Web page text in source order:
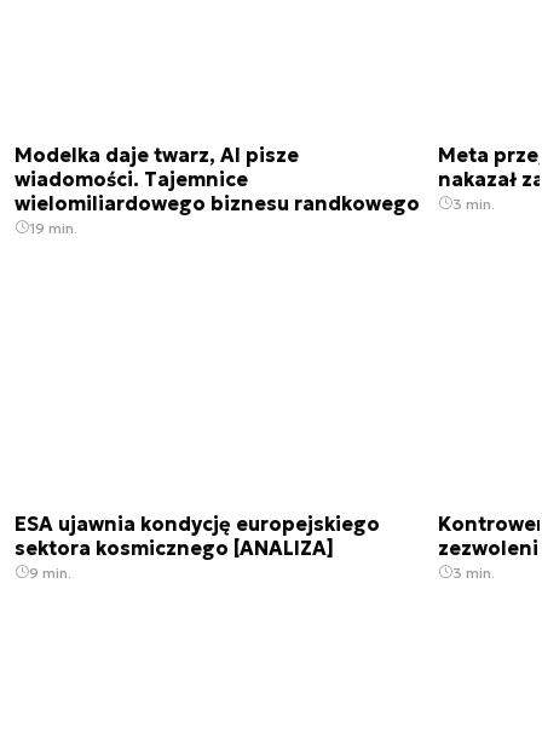
Modelka daje twarz, AI pisze
wiadomości. Tajemnice
wielomiliardowego biznesu randkowego
19 min.
Meta
nakazał
3 min.
ESA ujawnia kondycję europejskiego
sektora kosmicznego [ANALIZA]
9 min. 3 min.